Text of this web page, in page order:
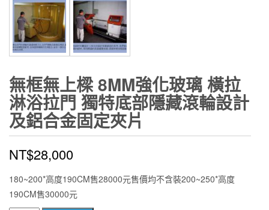
無框無上樑 8MM強化玻璃 橫拉
淋浴拉門 獨特底部隱藏滾輪設計
及鋁合金固定夾片
NT$28,000
180~200*高度190CM售28000元售價均不含裝200~250*高度
190CM售30000元